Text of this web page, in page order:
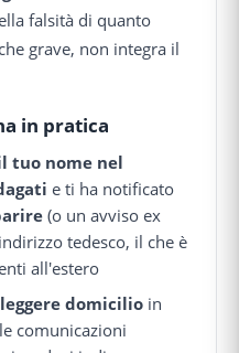
falsità di quanto
grave, non integra il
in pratica
tuo nome nel
e ti ha notificato
(o un avviso ex
tedesco, il che è
all'estero
domicilio in
comunicazioni